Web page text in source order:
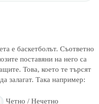
е баскетболът. Съответно
поставяни на него са
Това, което те търсят
залагат. Така например:
Четно / Нечетно